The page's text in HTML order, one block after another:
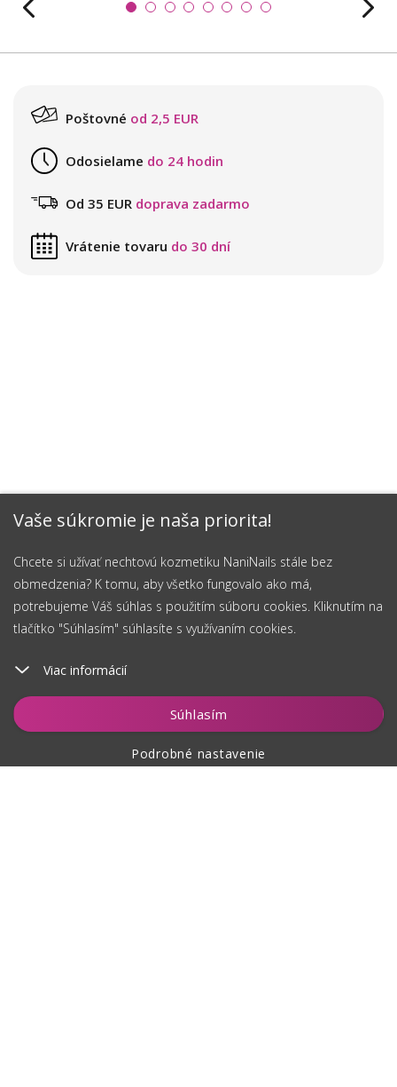
Vaše súkromie je naša priorita!
Chcete si užívať nechtovú kozmetiku NaniNails stále bez
obmedzenia? K tomu, aby všetko fungovalo ako má,
potrebujeme Váš súhlas s použitím súboru cookies. Kliknutím na
tlačítko "Súhlasím" súhlasíte s využívaním cookies.
Viac informácií
Súhlasím
Podrobné nastavenie
Vložiť do košíka
Poštovné od 2,5 EUR
Odosielame do 24 hodin
Od 35 EUR doprava zadarmo
Vrátenie tovaru do 30 dní